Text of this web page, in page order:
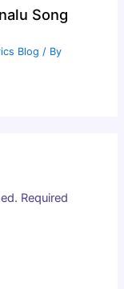
Song
Blog / By
Required